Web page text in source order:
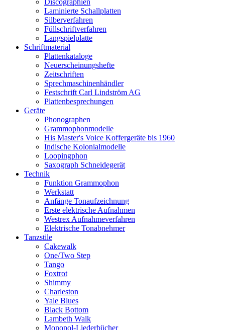
Laminierte Schallplatten
Silberverfahren
Füllschriftverfahren
Langspielplatte
Schriftmaterial
Plattenkataloge
Neuerscheinungshefte
Zeitschriften
Sprechmaschinenhändler
Festschrift Carl Lindström AG
Plattenbesprechungen
Geräte
Phonographen
Grammophonmodelle
His Master's Voice Koffergeräte bis 1960
Indische Kolonialmodelle
Loopingphon
Saxograph Schneidegerät
Technik
Funktion Grammophon
Werkstatt
Anfänge Tonaufzeichnung
Erste elektrische Aufnahmen
Westrex Aufnahmeverfahren
Elektrische Tonabnehmer
Tanzstile
Cakewalk
One/Two Step
Tango
Foxtrot
Shimmy
Charleston
Yale Blues
Black Bottom
Lambeth Walk
Monopol-Liederbücher